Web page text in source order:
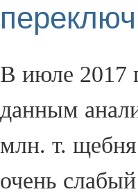
В июле 2017
данным
млн. т.
очень